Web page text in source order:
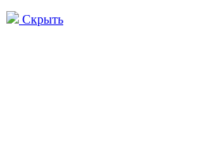
Скрыть